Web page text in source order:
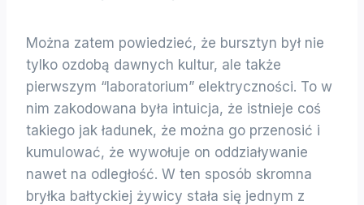
Można zatem powiedzieć, że bursztyn był nie
tylko ozdobą dawnych kultur, ale także
pierwszym “laboratorium” elektryczności. To w
nim zakodowana była intuicja, że istnieje coś
takiego jak ładunek, że można go przenosić i
kumulować, że wywołuje on oddziaływanie
nawet na odległość. W ten sposób skromna
bryłka bałtyckiej żywicy stała się jednym z